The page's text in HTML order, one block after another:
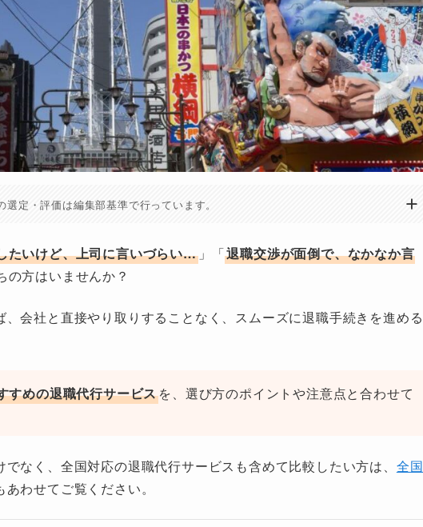
定・評価は編集部基準で行っています。
たいけど、上司に言いづらい…」「退職交渉が面倒で、なかなか言
の方はいませんか？
会社と直接やり取りすることなく、スムーズに退職手続きを進める
すめの退職代行サービスを、選び方のポイントや注意点と合わせて
なく、全国対応の退職代行サービスも含めて比較したい方は、 全国
あわせてご覧ください。